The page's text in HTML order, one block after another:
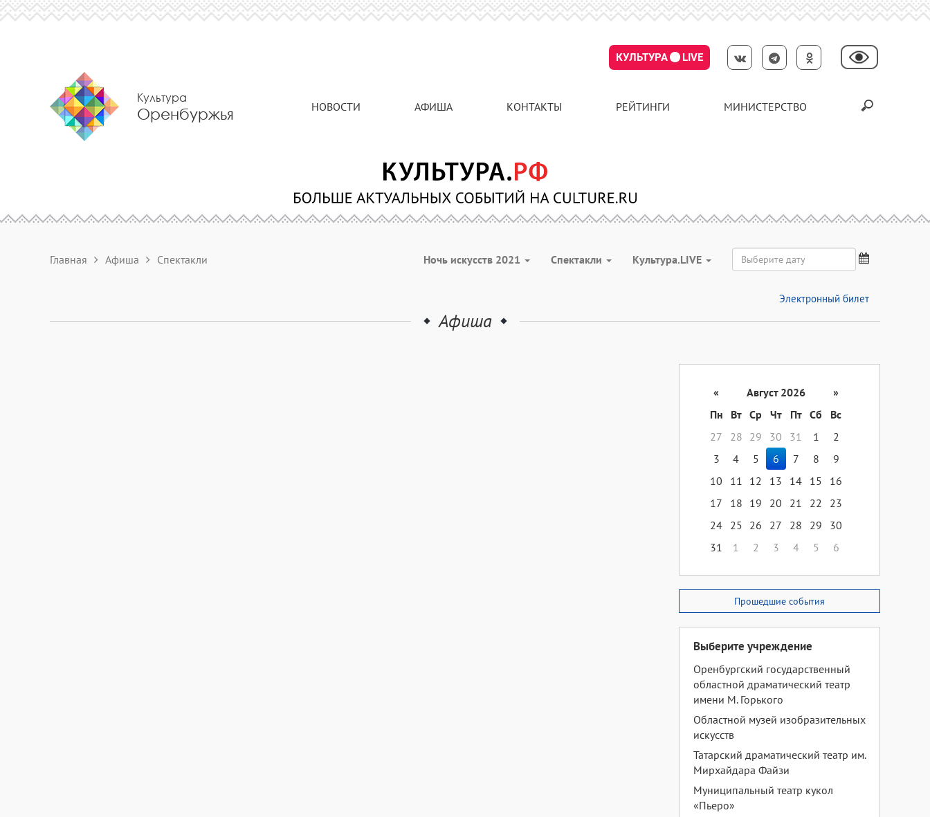
КУЛЬТУРА LIVE
Культура
Оренбуржья НОВОСТИ АФИША КОНТАКТЫ РЕЙТИНГИ МИНИСТЕРСТВО
Главная Афиша Спектакли Ночь искусств 2021 Спектакли Культура.LIVE
Электронный билет
Афиша
« Август 2026
»
Пн
Вт Ср Чт Пт Сб
Вс
27
28 29 30 31 1
2
3
4 5 6 7 8
9
10
11 12 13 14 15
16
17
18 19 20 21 22
23
24 25 26 27 28 29
30
31
1 2 3 4 5 6
Прошедшие события
Выберите учреждение
Оренбургский государственный
областной драматический театр
имени М. Горького
Областной музей изобразительных
искусств
Татарский драматический театр им.
Мирхайдара Файзи
Муниципальный театр кукол
«Пьеро»